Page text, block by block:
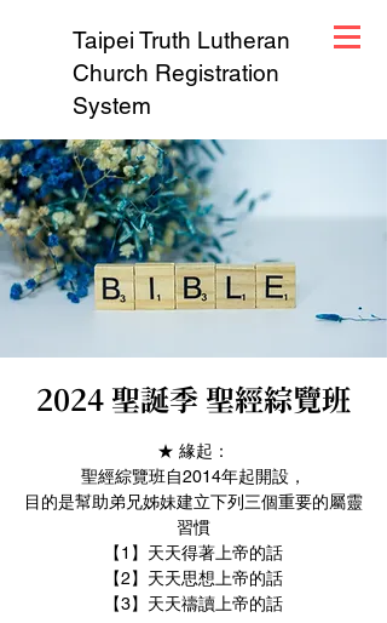
Taipei Truth Lutheran
Church Registration
System
2024 聖誕季 聖經綜覽班
★ 緣起：
聖經綜覽班自2014年起開設，
目的是幫助弟兄姊妹建立下列三個重要的屬靈
習慣
【1】天天得著上帝的話
【2】天天思想上帝的話
【3】天天禱讀上帝的話